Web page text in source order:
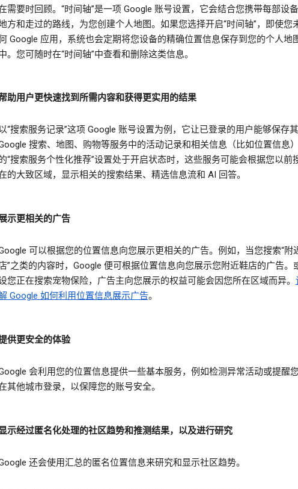
需要时回顾。“时间轴”是一项 Google 账号设置，它会结合您携带每部设
方和走过的路线，为您创建个人地图。如果您选择开启“时间轴”，即使您
Google 应用，系统也会定期将您设备的精确位置信息保存到您的个人地
。您可随时在“时间轴”中查看和删除这类信息。
助用户更快速找到所需内容和获得更实用的结果
“搜索服务记录”这项 Google 账号设置为例，它让已登录的用户能够保存
搜索、地图、购物等服务中的活动记录和相关信息（比如位置信息
“搜索服务个性化推荐”设置处于开启状态时，这些服务可能会根据您以前
的大致区域，显示相关的搜索结果、精选信息流和 AI 回答。
示更相关的广告
可以根据您的位置信息向您展示更相关的广告。例如，当您搜索“附
”之类的内容时，Google 便可根据位置信息向您展示您附近鞋店的广告。
您正在搜索宠物保险，广告主向您展示的权益可能会因您所在区域而异。
Google 如何利用位置信息展示广告。
供更安全的体验
会利用您的位置信息提供一些基本服务，例如检测异常活动或提醒
其他城市登录，以保障您的账号安全。
显示经过匿名化处理的社区趋势和推测结果，以及进行研究
还会使用汇总的匿名位置信息来研究和显示社区趋势。